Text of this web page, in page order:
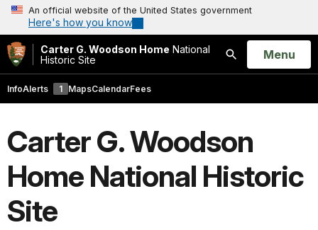
An official website of the United States government
Here's how you know
Carter G. Woodson Home National
Historic Site
Search
Open
Menu
InfoAlerts 1 MapsCalendarFees
Carter G. Woodson
Home National Historic
Site